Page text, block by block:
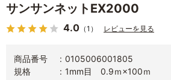
サンサンネットEX2000
4.0 （1） レビューを見る
商品番号
0105006001805
規格
1mm目 0.9ｍ×100ｍ